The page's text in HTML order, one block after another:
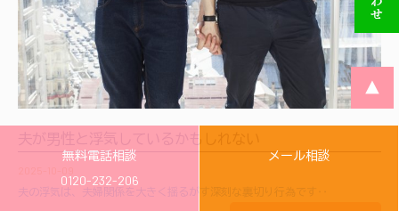
夫の浮気は、夫婦関係を大きく揺るがす深刻な裏切り行為です‥
▲
無料電話相談
0120-232-206
メール相談